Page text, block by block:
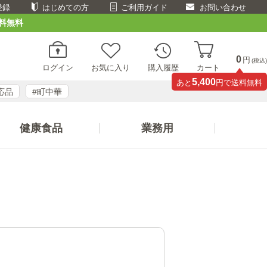
録 はじめての方 ご利用ガイド お問い合わせ
無料
ログイン お気に入り 購入履歴 カート
0 円 (税込)
あと 5,400円で送料無料
品 #町中華
健康食品 業務用